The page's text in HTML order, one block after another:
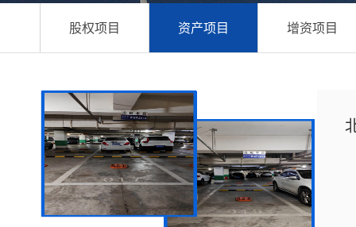
股权项目 资产项目 增资项目